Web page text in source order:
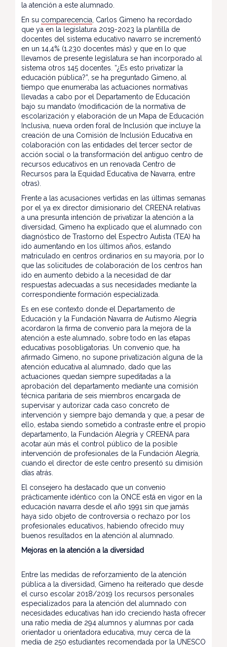
la atención a este alumnado.
En su comparecencia , Carlos Gimeno ha recordado
que ya en la legislatura 2019-2023 la plantilla de
docentes del sistema educativo navarro se incrementó
en un 14,4% (1.230 docentes más) y que en lo que
llevamos de presente legislatura se han incorporado al
sistema otros 145 docentes. “¿Es esto privatizar la
educación pública?”, se ha preguntado Gimeno, al
tiempo que enumeraba las actuaciones normativas
llevadas a cabo por el Departamento de Educación
bajo su mandato (modificación de la normativa de
escolarización y elaboración de un Mapa de Educación
Inclusiva, nueva orden foral de Inclusión que incluye la
creación de una Comisión de Inclusión Educativa en
colaboración con las entidades del tercer sector de
acción social o la transformación del antiguo centro de
recursos educativos en un renovada Centro de
Recursos para la Equidad Educativa de Navarra, entre
otras).
Frente a las acusaciones vertidas en las últimas semanas
por el ya ex director dimisionario del CREENA relativas
a una presunta intención de privatizar la atención a la
diversidad, Gimeno ha explicado que el alumnado con
diagnóstico de Trastorno del Espectro Autista (TEA) ha
ido aumentando en los últimos años, estando
matriculado en centros ordinarios en su mayoría, por lo
que las solicitudes de colaboración de los centros han
ido en aumento debido a la necesidad de dar
respuestas adecuadas a sus necesidades mediante la
correspondiente formación especializada.
Es en ese contexto donde el Departamento de
Educación y la Fundación Navarra de Autismo Alegría
acordaron la firma de convenio para la mejora de la
atención a este alumnado, sobre todo en las etapas
educativas posobligatorias. Un convenio que, ha
afirmado Gimeno, no supone privatización alguna de la
atención educativa al alumnado, dado que las
actuaciones quedan siempre supeditadas a la
aprobación del departamento mediante una comisión
técnica paritaria de seis miembros encargada de
supervisar y autorizar cada caso concreto de
intervención y siempre bajo demanda y que, a pesar de
ello, estaba siendo sometido a contraste entre el propio
departamento, la Fundación Alegría y CREENA para
acotar aún más el control público de la posible
intervención de profesionales de la Fundación Alegría,
cuando el director de este centro presentó su dimisión
días atrás.
El consejero ha destacado que un convenio
prácticamente idéntico con la ONCE está en vigor en la
educación navarra desde el año 1991 sin que jamás
haya sido objeto de controversia o rechazo por los
profesionales educativos, habiendo ofrecido muy
buenos resultados en la atención al alumnado.
Mejoras en la atención a la diversidad
Entre las medidas de reforzamiento de la atención
pública a la diversidad, Gimeno ha reiterado que desde
el curso escolar 2018/2019 los recursos personales
especializados para la atención del alumnado con
necesidades educativas han ido creciendo hasta ofrecer
una ratio media de 294 alumnos y alumnas por cada
orientador u orientadora educativa, muy cerca de la
media de 250 estudiantes recomendada por la UNESCO